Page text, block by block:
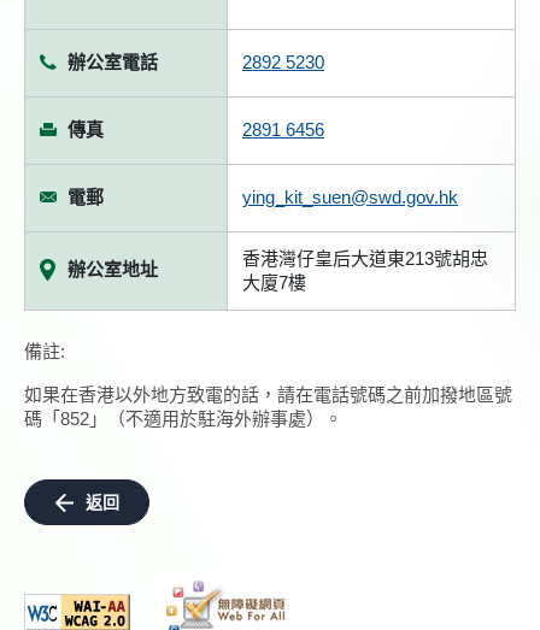
辦公室電話 2892 5230
傳真 2891 6456
電郵 ying_kit_suen@swd.gov.hk
辦公室地址
香港灣仔皇后大道東213號胡忠
大廈7樓
備註:
如果在香港以外地方致電的話，請在電話號碼之前加撥地區號
碼「852」（不適用於駐海外辦事處）。
返回